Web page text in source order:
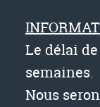
Le délai
semaines.
Nous